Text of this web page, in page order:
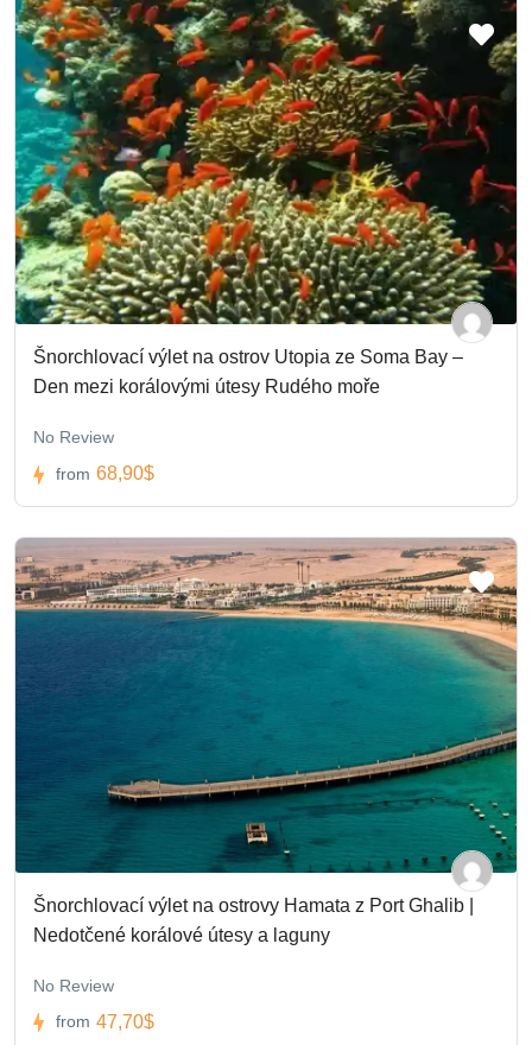
Šnorchlovací výlet na ostrov Utopia ze Soma Bay –
Den mezi korálovými útesy Rudého moře
No Review
from 68,90$
Šnorchlovací výlet na ostrovy Hamata z Port Ghalib |
Nedotčené korálové útesy a laguny
No Review
from 47,70$